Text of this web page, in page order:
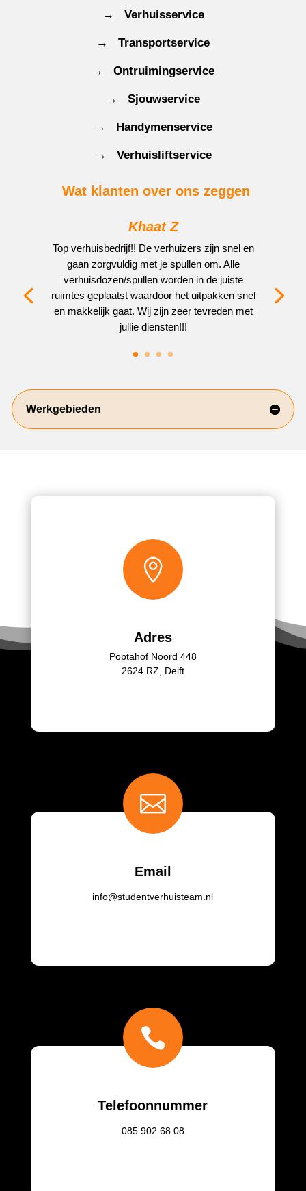
→ Verhuisservice
→ Transportservice
→ Ontruimingservice
→ Sjouwservice
→ Handymenservice
→ Verhuisliftservice
Wat klanten over ons zeggen
Khaat Z
Top verhuisbedrijf!! De verhuizers zijn snel en
gaan zorgvuldig met je spullen om. Alle
verhuisdozen/spullen worden in de juiste
ruimtes geplaatst waardoor het uitpakken snel
en makkelijk gaat. Wij zijn zeer tevreden met
jullie diensten!!!
Werkgebieden

Adres
Poptahof Noord 448
2624 RZ, Delft

Email
info@studentverhuisteam.nl

Telefoonnummer
085 902 68 08